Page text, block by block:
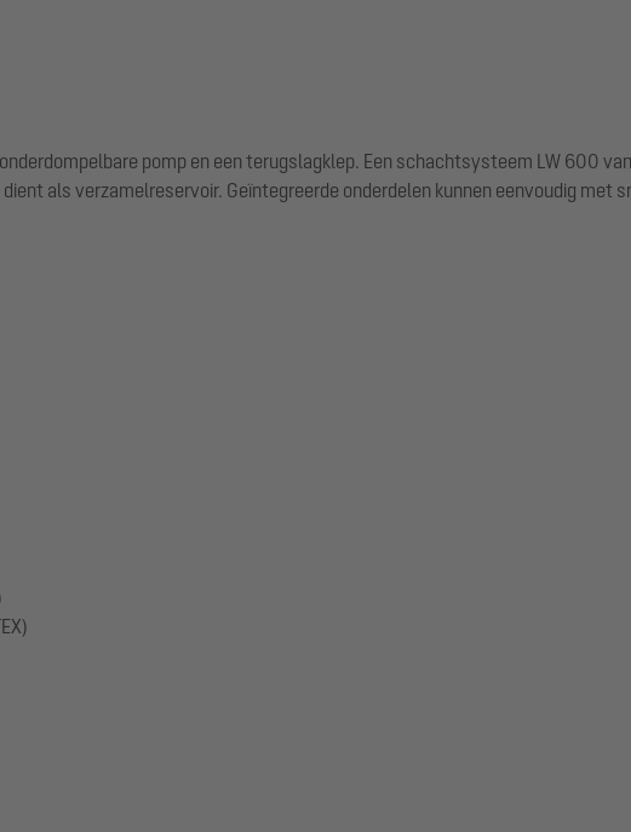
pomp en een terugslagklep. Een schachtsysteem LW 600
als verzamelreservoir. Geïntegreerde onderdelen kunnen eenvoudig met